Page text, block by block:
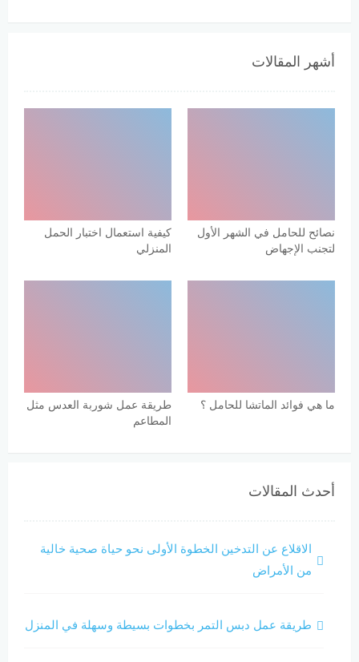
أشهر المقالات
نصائح للحامل في الشهر الأول
لتجنب الإجهاض
كيفية استعمال اختبار الحمل
المنزلي
ما هي فوائد الماتشا للحامل ؟
طريقة عمل شوربة العدس مثل
المطاعم
أحدث المقالات
الاقلاع عن التدخين الخطوة الأولى نحو حياة صحية خالية
من الأمراض
طريقة عمل دبس التمر بخطوات بسيطة وسهلة في المنزل